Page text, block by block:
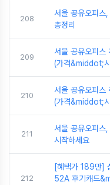
208
서울 공유오피스
총정리
209
서울 공유오피스
(가격&middot;
210
서울 공유오피스
(가격&middot;
211
서울 공유오피스
시작하세요
212
[혜택가 189만]
52A 후기캐드